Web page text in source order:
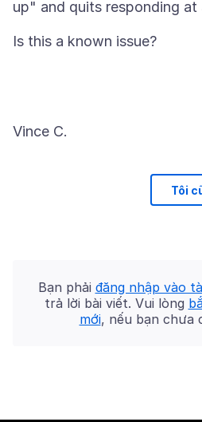
Tôi
Bạn phải đăng nhập vào
trả lời bài viết. Vui lòng
mới, nếu bạn chưa